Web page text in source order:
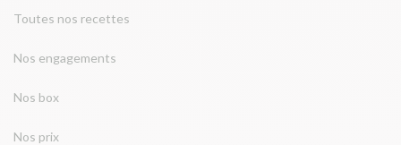
Toutes nos recettes
Nos engagements
Nos box
Nos prix